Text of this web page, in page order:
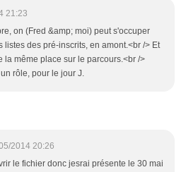
21:23
on (Fred &amp; moi) peut s'occuper
listes des pré-inscrits, en amont.<br /> Et
la même place sur le parcours.<br />
rôle, pour le jour J.
2014 20:26
le fichier donc jesrai présente le 30 mai